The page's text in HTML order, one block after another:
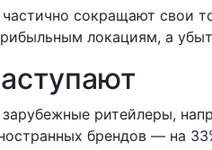
сокращают свои
локациям, а
ритейлеры,
брендов — на